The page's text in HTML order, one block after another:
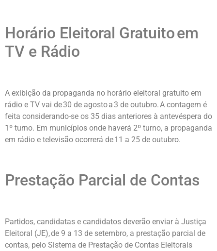
Horário Eleitoral Gratuito em
TV e Rádio
A exibição da propaganda no horário eleitoral gratuito em
rádio e TV vai de 30 de agosto a 3 de outubro. A contagem é
feita considerando-se os 35 dias anteriores à antevéspera do
1º turno. Em municípios onde haverá 2º turno, a propaganda
em rádio e televisão ocorrerá de 11 a 25 de outubro.
Prestação Parcial de Contas
Partidos, candidatas e candidatos deverão enviar à Justiça
Eleitoral (JE), de 9 a 13 de setembro, a prestação parcial de
contas, pelo Sistema de Prestação de Contas Eleitorais